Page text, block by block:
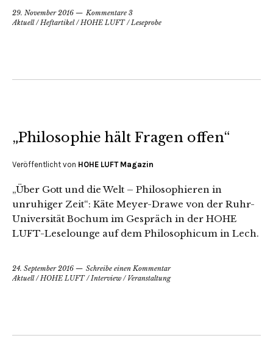
29. November 2016
Kommentare 3
Aktuell/Heftartikel/HOHE LUFT/Leseprobe
„Philosophie hält Fragen offen“
Veröffentlicht von HOHE LUFT Magazin
„Über Gott und die Welt – Philosophieren in
unruhiger Zeit“: Käte Meyer-Drawe von der Ruhr-
Universität Bochum im Gespräch in der HOHE
LUFT-Leselounge auf dem Philosophicum in Lech.
24. September 2016
Schreibe einen Kommentar
Aktuell/HOHE LUFT/Interview / Veranstaltung